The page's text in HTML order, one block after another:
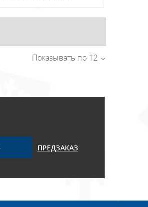
Показывать по 12
ПРЕДЗАКАЗ